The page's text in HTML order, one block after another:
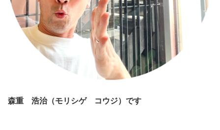
森重 浩治（モリシゲ コウジ）です